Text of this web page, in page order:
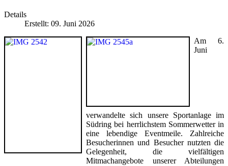
Details
Erstellt: 09. Juni 2026
Am 6.
Juni
verwandelte sich unsere Sportanlage im
Südring bei herrlichstem Sommerwetter in
eine lebendige Eventmeile. Zahlreiche
Besucherinnen und Besucher nutzten die
Gelegenheit, die vielfältigen
Mitmachangebote unserer Abteilungen